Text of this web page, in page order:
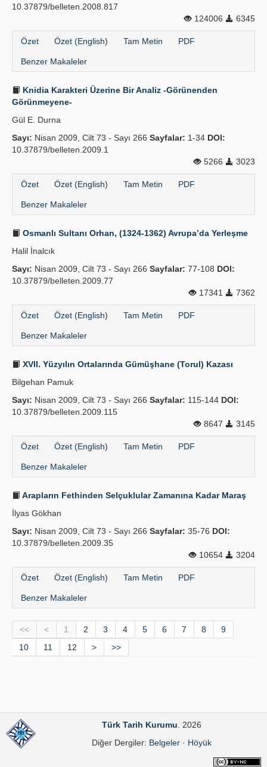
10.37879/belleten.2008.817
124006
6345
Özet Özet (English) Tam Metin PDF
Benzer Makaleler
Knidia Karakteri Üzerine Bir Analiz -Görünenden
Görünmeyene-
Gül E. Durna
Sayı: Nisan 2009, Cilt 73 - Sayı 266 Sayfalar: 1-34 DOI:
10.37879/belleten.2009.1
5266
3023
Özet Özet (English) Tam Metin PDF
Benzer Makaleler
Osmanlı Sultanı Orhan, (1324-1362) Avrupa’da Yerleşme
Halil İnalcık
Sayı: Nisan 2009, Cilt 73 - Sayı 266 Sayfalar: 77-108 DOI:
10.37879/belleten.2009.77
17341
7362
Özet Özet (English) Tam Metin PDF
Benzer Makaleler
XVII. Yüzyılın Ortalarında Gümüşhane (Torul) Kazası
Bilgehan Pamuk
Sayı: Nisan 2009, Cilt 73 - Sayı 266 Sayfalar: 115-144 DOI:
10.37879/belleten.2009.115
8647
3145
Özet Özet (English) Tam Metin PDF
Benzer Makaleler
Arapların Fethinden Selçuklular Zamanına Kadar Maraş
İlyas Gökhan
Sayı: Nisan 2009, Cilt 73 - Sayı 266 Sayfalar: 35-76 DOI:
10.37879/belleten.2009.35
10654
3204
Özet Özet (English) Tam Metin PDF
Benzer Makaleler
<< < 1 2 3 4 5 6 7 8
9
10
11 12 > >>
Türk Tarih Kurumu . 2026
Diğer Dergiler: Belgeler· Höyük